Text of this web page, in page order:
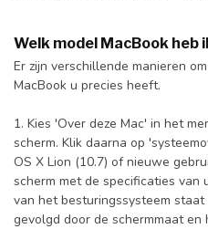
Welk model MacBook heb
Er zijn verschillende manieren
MacBook u precies heeft.
1. Kies 'Over deze Mac' in het
scherm. Klik daarna op
OS X Lion (10.7) of nieuwe
scherm met de specificaties van
van het besturingssysteem
gevolgd door de schermmaat en